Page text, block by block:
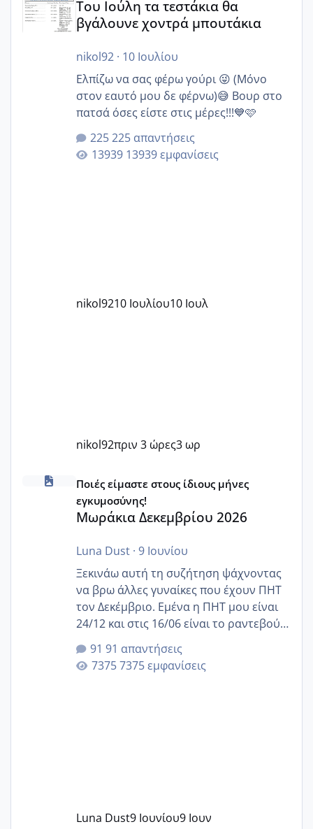
Του Ιούλη τα τεστάκια θα
βγάλουνε χοντρά μπουτάκια
nikol92· 10 Ιουλίου
Ελπίζω να σας φέρω γούρι 😜 (Μόνο
στον εαυτό μου δε φέρνω)😅 Βουρ στο
πατσά όσες είστε στις μέρες!!!💙🩷
225 απαντήσεις
13939 εμφανίσεις
nikol9210 Ιουλίου10 Ιουλ
nikol92πριν 3 ώρες3 ωρ
Μωράκια Δεκεμβρίου 2026
Ποιές είμαστε στους ίδιους μήνες
εγκυμοσύνης!
Μωράκια Δεκεμβρίου 2026
Luna Dust· 9 Ιουνίου
Ξεκινάω αυτή τη συζήτηση ψάχνοντας
να βρω άλλες γυναίκες που έχουν ΠΗΤ
τον Δεκέμβριο. Εμένα η ΠΗΤ μου είναι
24/12 και στις 16/06 είναι το ραντεβού
της αυχενικής διαφάνειας. Έχω αρκετό
άγχος και οι μέρες δεν φαίνεται να
περνάνε με τίποτα.
91 απαντήσεις
7375 εμφανίσεις
Luna Dust9 Ιουνίου9 Ιουν